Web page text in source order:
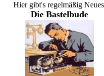
Hier gibt's regelmäßig
Die Bastelbude